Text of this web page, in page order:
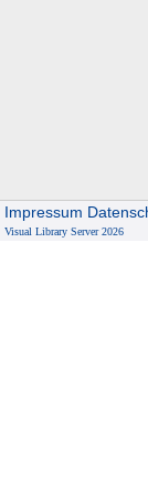
Impressum
Visual Library Server 2026